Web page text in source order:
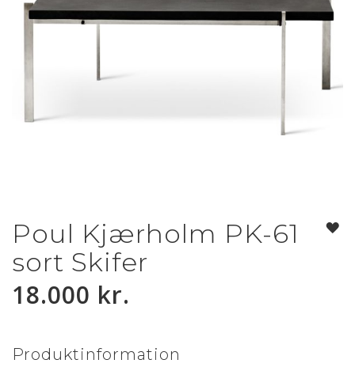
Gå
til
starten
af
billedgalleriet
Poul Kjærholm PK-61
sort Skifer
18.000 kr.
Produktinformation